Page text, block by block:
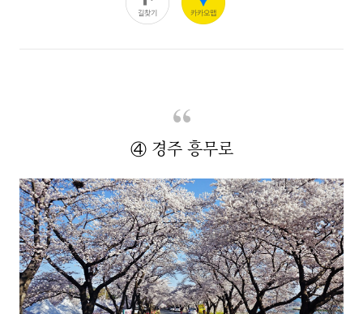
④ 경주 흥무로